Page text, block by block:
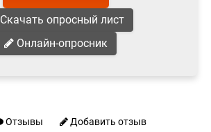
Скачать опросный лист
Онлайн-опросник
Отзывы Добавить отзыв